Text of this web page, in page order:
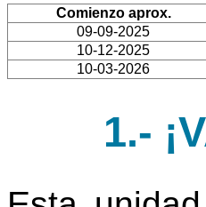
Comienzo aprox.
09-09-2025
10-12-2025
10-03-2026
1.-